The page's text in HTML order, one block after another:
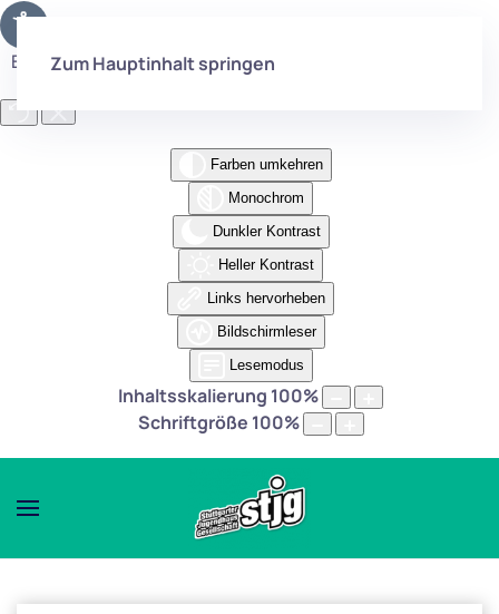
Eingabehilfen öffnen
Farben umkehren
Monochrom
Dunkler Kontrast
Heller Kontrast
Links hervorheben
Bildschirmleser
Lesemodus
Inhaltsskalierung 100%
Schriftgröße 100%
Zum Hauptinhalt springen